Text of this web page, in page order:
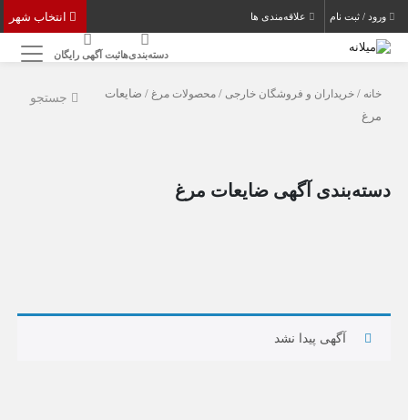
ورود / ثبت نام علاقه‌مندی ها
دسته‌بندی‌هاثبت آگهی رایگان
جستجو خانه /خریداران و فروشگان خارجی /محصولات مرغ / ضایعات
مرغ
دسته‌بندی آگهی ضایعات مرغ
آگهی پیدا نشد